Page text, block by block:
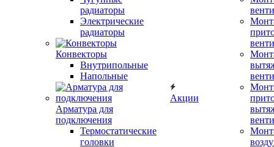
радиаторы
Электрические
радиаторы
Конвекторы
Внутрипольные
Напольные
Арматура для
подключения
Термостатические
головки
Акции